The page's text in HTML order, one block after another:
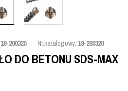
18-200320 Nr.katalogowy: 18-200320
DO BETONU SDS-MAX